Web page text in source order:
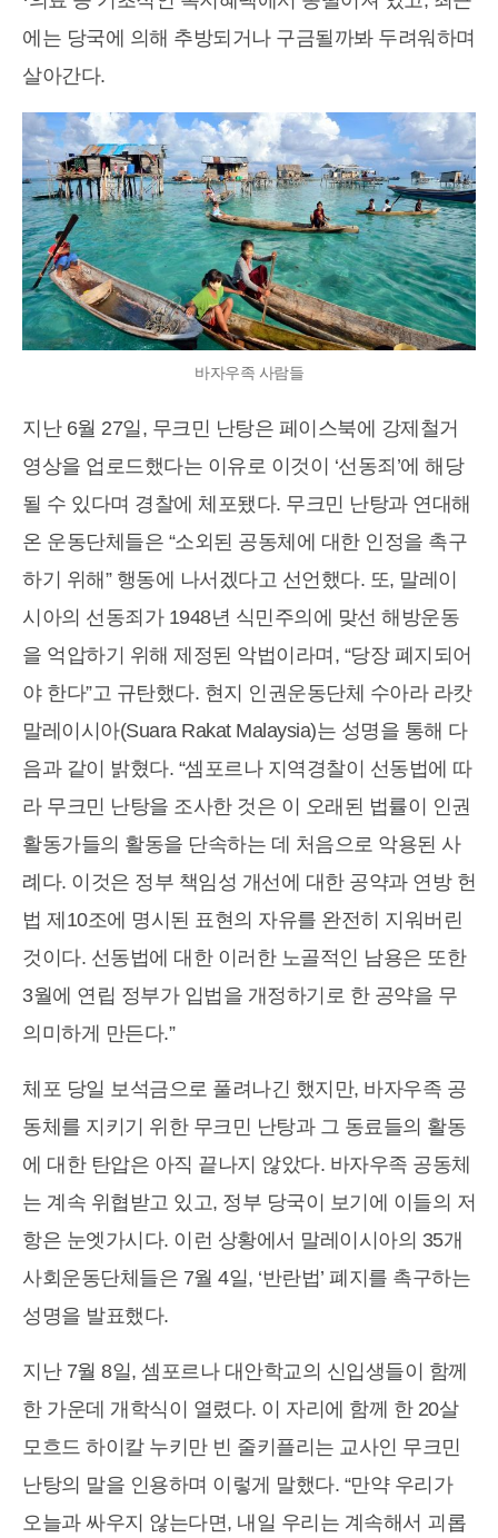
에는 당국에 의해 추방되거나 구금될까봐 두려워하며
살아간다.
바자우족 사람들
지난 6월 27일, 무크민 난탕은 페이스북에 강제철거
영상을 업로드했다는 이유로 이것이 ‘선동죄’에 해당
될 수 있다며 경찰에 체포됐다. 무크민 난탕과 연대해
온 운동단체들은 “소외된 공동체에 대한 인정을 촉구
하기 위해” 행동에 나서겠다고 선언했다. 또, 말레이
시아의 선동죄가 1948년 식민주의에 맞선 해방운동
을 억압하기 위해 제정된 악법이라며, “당장 폐지되어
야 한다”고 규탄했다. 현지 인권운동단체 수아라 라캇
말레이시아(Suara Rakat Malaysia)는 성명을 통해 다
음과 같이 밝혔다. “셈포르나 지역경찰이 선동법에 따
라 무크민 난탕을 조사한 것은 이 오래된 법률이 인권
활동가들의 활동을 단속하는 데 처음으로 악용된 사
례다. 이것은 정부 책임성 개선에 대한 공약과 연방 헌
법 제10조에 명시된 표현의 자유를 완전히 지워버린
것이다. 선동법에 대한 이러한 노골적인 남용은 또한
3월에 연립 정부가 입법을 개정하기로 한 공약을 무
의미하게 만든다.”
체포 당일 보석금으로 풀려나긴 했지만, 바자우족 공
동체를 지키기 위한 무크민 난탕과 그 동료들의 활동
에 대한 탄압은 아직 끝나지 않았다. 바자우족 공동체
는 계속 위협받고 있고, 정부 당국이 보기에 이들의 저
항은 눈엣가시다. 이런 상황에서 말레이시아의 35개
사회운동단체들은 7월 4일, ‘반란법’ 폐지를 촉구하는
성명을 발표했다.
지난 7월 8일, 셈포르나 대안학교의 신입생들이 함께
한 가운데 개학식이 열렸다. 이 자리에 함께 한 20살
모흐드 하이칼 누키만 빈 줄키플리는 교사인 무크민
난탕의 말을 인용하며 이렇게 말했다. “만약 우리가
오늘과 싸우지 않는다면, 내일 우리는 계속해서 괴롭